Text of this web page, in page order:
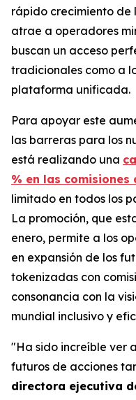
rápido crecimiento de
atrae a operadores
buscan un acceso
tradicionales como a
plataforma unificada.
Para apoyar este
las barreras para los
está realizando una
% en las comisiones
limitado en todos los
La promoción, que
enero, permite a los
en expansión de los
tokenizadas con
consonancia con la
mundial inclusivo y
"Ha sido increíble ver
futuros de acciones
directora ejecutiva